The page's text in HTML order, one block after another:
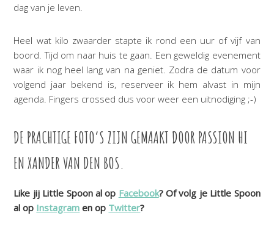
dag van je leven.
Heel wat kilo zwaarder stapte ik rond een uur of vijf van
boord. Tijd om naar huis te gaan. Een geweldig evenement
waar ik nog heel lang van na geniet. Zodra de datum voor
volgend jaar bekend is, reserveer ik hem alvast in mijn
agenda. Fingers crossed dus voor weer een uitnodiging ;-)
DE PRACHTIGE FOTO’S ZIJN GEMAAKT DOOR PASSION HI
EN XANDER VAN DEN BOS.
Like jij Little Spoon al op Facebook? Of volg je Little Spoon
al op Instagram en op Twitter?